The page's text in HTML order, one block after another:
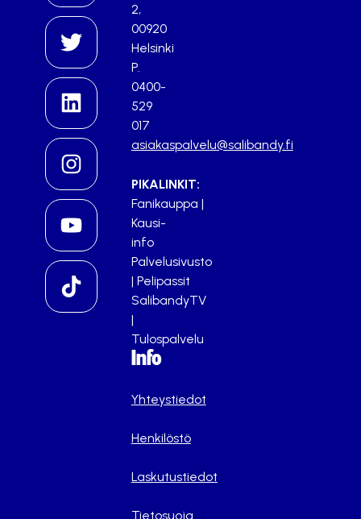
2,
00920
Helsinki
P.
0400-
529
017
asiakaspalvelu@salibandy.fi
PIKALINKIT:
Fanikauppa |
Kausi-
info
Palvelusivusto
| Pelipassit
SalibandyTV
|
Tulospalvelu
Info
Yhteystiedot
Henkilöstö
Laskutustiedot
Tietosuoja